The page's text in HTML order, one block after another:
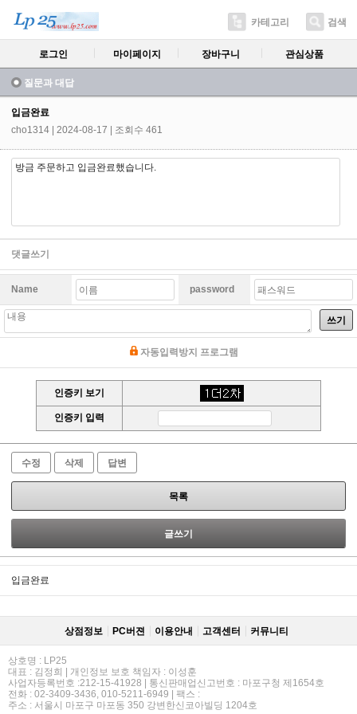
카테고리 검색
로그인 마이페이지 장바구니 관심상품
질문과 대답
입금완료
cho1314
| 2024-08-17 | 조회수 461
방금 주문하고 입금완료했습니다.
댓글쓰기
Name password
쓰기
자동입력방지 프로그램
인증키 보기
인증키 입력
수정 삭제 답변
목록
글쓰기
입금완료
상점정보 PC버젼 이용안내 고객센터 커뮤니티
상호명 : LP25
대표 : 김정희 | 개인정보 보호 책임자 : 이성훈
사업자등록번호 :212-15-41928 | 통신판매업신고번호 : 마포구청 제1654호
전화 : 02-3409-3436, 010-5211-6949 | 팩스 :
주소 : 서울시 마포구 마포동 350 강변한신코아빌딩 1204호